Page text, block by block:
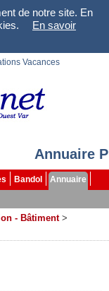
de notre site. En
En savoir
Vacances
Annuaire
Bandol
Annuaire
- Bâtiment >